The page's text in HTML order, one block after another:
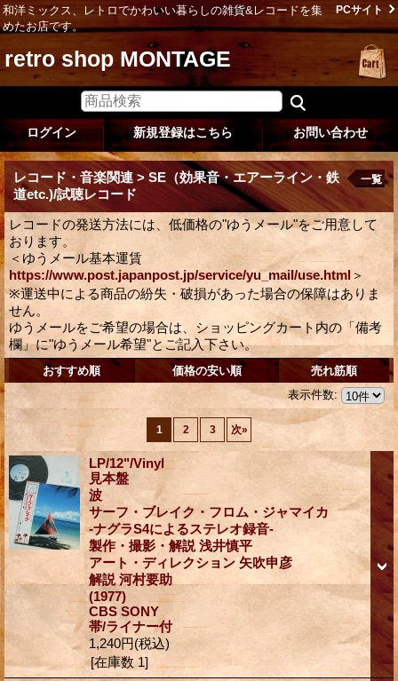
和洋ミックス、レトロでかわいい暮らしの雑貨&レコードを集
めたお店です。
PCサイト
retro shop MONTAGE
ログイン 新規登録はこちら お問い合わせ
レコード・音楽関連 > SE（効果音・エアーライン・鉄
道etc.)/試聴レコード
レコードの発送方法には、低価格の"ゆうメール"をご用意して
おります。
＜ゆうメール基本運賃
https://www.post.japanpost.jp/service/yu_mail/use.html＞
※運送中による商品の紛失・破損があった場合の保障はありま
せん。
ゆうメールをご希望の場合は、ショッピングカート内の「備考
欄」に"ゆうメール希望"とご記入下さい。
一覧
おすすめ順 価格の安い順
売れ筋順
表示件数:
1 2 3 次»
LP/12"/Vinyl
見本盤
波
サーフ・ブレイク・フロム・ジャマイカ
-ナグラS4によるステレオ録音-
製作・撮影・解説 浅井慎平
アート・ディレクション 矢吹申彦
解説 河村要助
(1977)
CBS SONY
帯/ライナー付
1,240円(税込)
[在庫数 1]